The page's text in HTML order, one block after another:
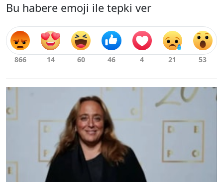
Bu habere emoji ile tepki ver